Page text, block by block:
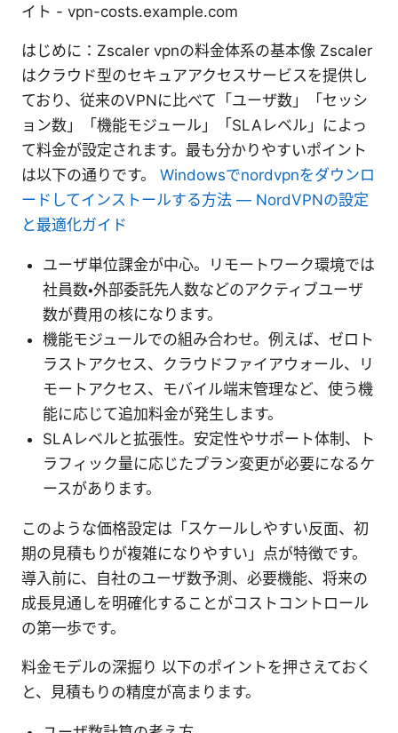
イト - vpn-costs.example.com
はじめに：Zscaler vpnの料金体系の基本像 Zscaler
はクラウド型のセキュアアクセスサービスを提供し
ており、従来のVPNに比べて「ユーザ数」「セッシ
ョン数」「機能モジュール」「SLAレベル」によっ
て料金が設定されます。最も分かりやすいポイント
は以下の通りです。 Windowsでnordvpnをダウンロ
ードしてインストールする方法 — NordVPNの設定
と最適化ガイド
ユーザ単位課金が中心。リモートワーク環境では
社員数・外部委託先人数などのアクティブユーザ
数が費用の核になります。
機能モジュールでの組み合わせ。例えば、ゼロト
ラストアクセス、クラウドファイアウォール、リ
モートアクセス、モバイル端末管理など、使う機
能に応じて追加料金が発生します。
SLAレベルと拡張性。安定性やサポート体制、ト
ラフィック量に応じたプラン変更が必要になるケ
ースがあります。
このような価格設定は「スケールしやすい反面、初
期の見積もりが複雑になりやすい」点が特徴です。
導入前に、自社のユーザ数予測、必要機能、将来の
成長見通しを明確化することがコストコントロール
の第一歩です。
料金モデルの深掘り 以下のポイントを押さえておく
と、見積もりの精度が高まります。